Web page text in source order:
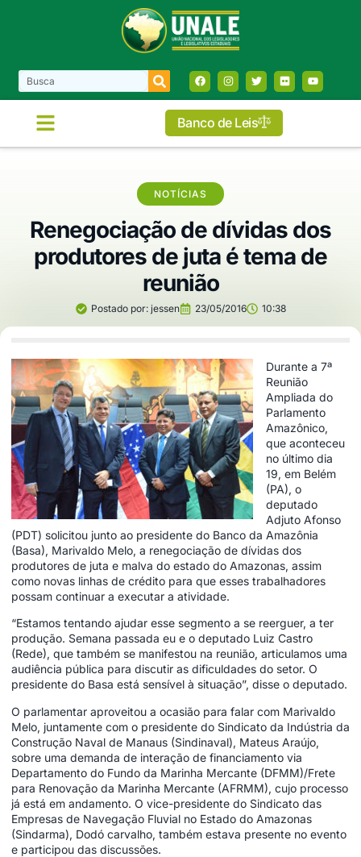
Banco de Leis
NOTÍCIAS
Renegociação de dívidas dos
produtores de juta é tema de
reunião
Postado por:jessen 23/05/2016 10:38
Durante a 7ª
Reunião
Ampliada do
Parlamento
Amazônico,
que aconteceu
no último dia
19, em Belém
(PA), o
deputado
Adjuto Afonso
(PDT) solicitou junto ao presidente do Banco da Amazônia
(Basa), Marivaldo Melo, a renegociação de dívidas dos
produtores de juta e malva do estado do Amazonas, assim
como novas linhas de crédito para que esses trabalhadores
possam continuar a executar a atividade.
“Estamos tentando ajudar esse segmento a se reerguer, a ter
produção. Semana passada eu e o deputado Luiz Castro
(Rede), que também se manifestou na reunião, articulamos uma
audiência pública para discutir as dificuldades do setor. O
presidente do Basa está sensível à situação”, disse o deputado.
O parlamentar aproveitou a ocasião para falar com Marivaldo
Melo, juntamente com o presidente do Sindicato da Indústria da
Construção Naval de Manaus (Sindinaval), Mateus Araújo,
sobre uma demanda de interação de financiamento via
Departamento do Fundo da Marinha Mercante (DFMM)/Frete
para Renovação da Marinha Mercante (AFRMM), cujo processo
já está em andamento. O vice-presidente do Sindicato das
Empresas de Navegação Fluvial no Estado do Amazonas
(Sindarma), Dodó carvalho, também estava presente no evento
e participou das discussões.